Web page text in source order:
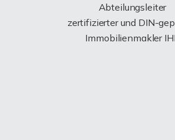
Abteilungsleiter
zertifizierter und DIN-
Immobilienmakler